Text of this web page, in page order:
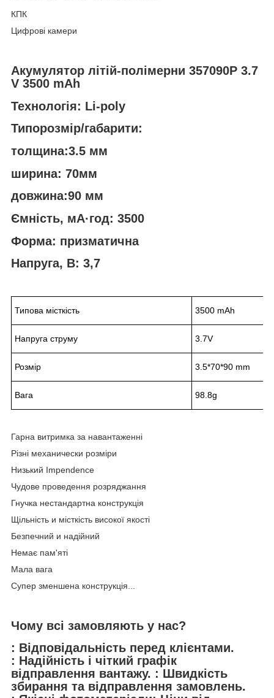
КПК
Цифрові камери
Акумулятор літій-полімерни 357090P 3.7
V 3500 mAh
Технологія: Li-poly
Типорозмір/габарити:
толщина:3.5 мм
ширина: 70мм
довжина:90 мм
Ємність, мА·год: 3500
Форма: призматична
Напруга, В: 3,7
Типова місткість 3500 mAh
Напруга струму 3.7V
Розмір 3.5*70*90 mm
Вага 98.8g
Гарна витримка за навантаженні
Різні механически розміри
Низький Impendence
Чудове проведення розряджання
Гнучка нестандартна конструкція
Щільність и місткість високої якості
Безпечний и надійний
Немає пам'яті
Мала вага
Супер зменшена конструкція...
Чому всі замовляють у нас?
: Відповідальність перед клієнтами.
: Надійність і чіткий графік
відправлення вантажу. : Швидкість
збирання та відправлення замовлень.